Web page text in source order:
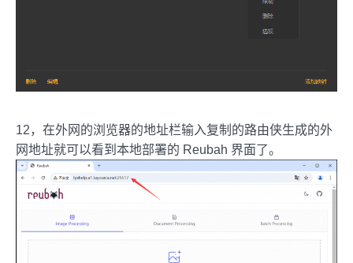
12，在外网的浏览器的地址栏输入复制的路由侠生成的外
网地址就可以看到本地部署的 Reubah 界面了。